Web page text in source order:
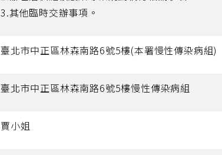
3.其他臨時交辦事項。
臺北市中正區林森南路6號5樓(本署慢性傳染病組)
臺北市中正區林森南路6號5樓慢性傳染病組
賈小姐